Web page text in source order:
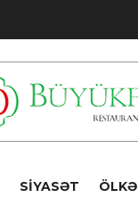
SIYASƏT ÖLKƏ